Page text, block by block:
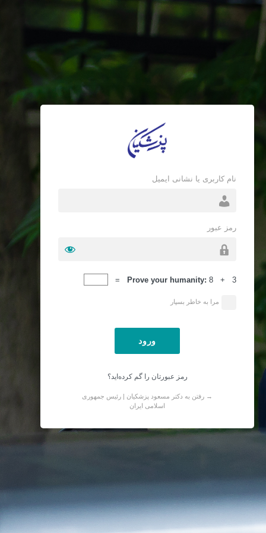
ورود
نام کاربری یا نشانی ایمیل
رمز عبور
Prove your humanity: 8 + 3 =
مرا به خاطر بسپار
رمز عبورتان را گم کرده‌اید؟
→ رفتن به دکتر مسعود پزشکیان | رئیس جمهوری
اسلامی ایران